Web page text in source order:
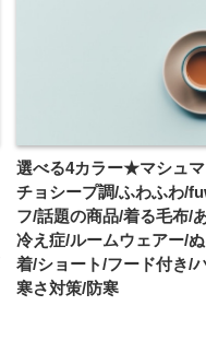
選べる4カラー★マシュ
チョシープ調/ふわふわ/
フ/話題の商品/着る毛布/
冷え症/ルームウェアー/
着/ショート/フード付き/
寒さ対策/防寒